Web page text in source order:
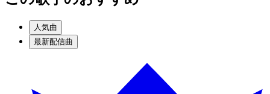
人気曲
最新配信曲